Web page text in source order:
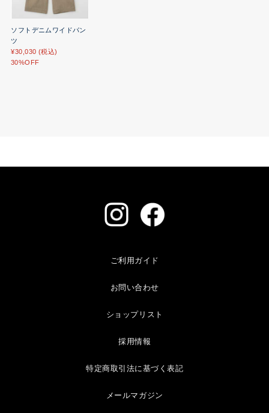
ソフトデニムワイドパン
ツ
¥30,030 (税込)
30%OFF
ご利用ガイド
お問い合わせ
ショップリスト
採用情報
特定商取引法に基づく表記
メールマガジン